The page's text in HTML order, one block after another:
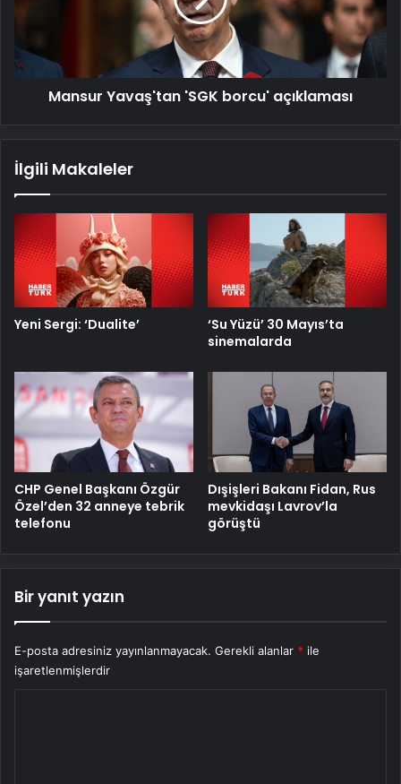
Mansur Yavaş'tan 'SGK borcu' açıklaması
İlgili Makaleler
Yeni Sergi: ‘Dualite’
‘Su Yüzü’ 30 Mayıs’ta
sinemalarda
CHP Genel Başkanı Özgür
Özel’den 32 anneye tebrik
telefonu
Dışişleri Bakanı Fidan, Rus
mevkidaşı Lavrov’la
görüştü
Bir yanıt yazın
E-posta adresiniz yayınlanmayacak. Gerekli alanlar * ile
işaretlenmişlerdir